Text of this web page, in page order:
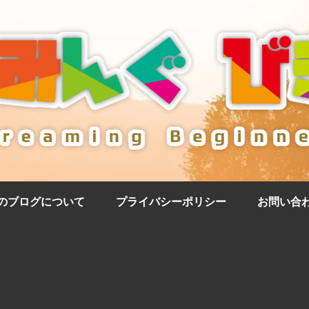
ブログについて プライバシーポリシー お問い合